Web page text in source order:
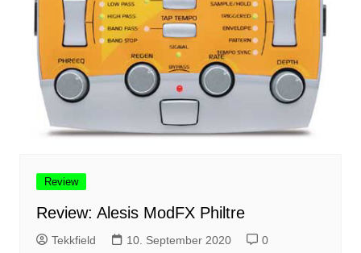
Review
Review: Alesis ModFX Philtre
Tekkfield 10. September 2020 0